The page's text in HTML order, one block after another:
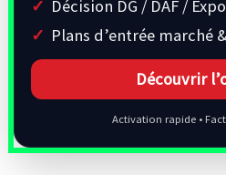
Décision DG / DAF /
Plans d’entrée marché
Découvrir
Activation rapide •